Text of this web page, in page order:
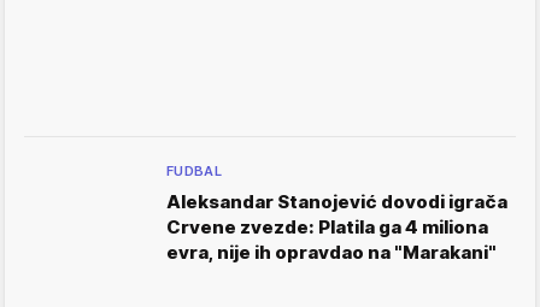
FUDBAL
Aleksandar Stanojević dovodi igrača
Crvene zvezde: Platila ga 4 miliona
evra, nije ih opravdao na "Marakani"